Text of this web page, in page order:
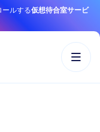
ルする仮想待合室サービ